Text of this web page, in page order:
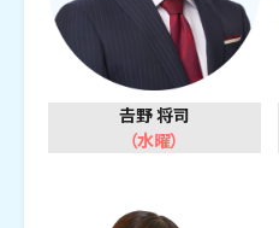
𠮷野 将司
（水曜）